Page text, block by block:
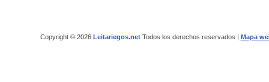
Copyright © 2026 Leitariegos.netTodos los derechos reservados | Mapa